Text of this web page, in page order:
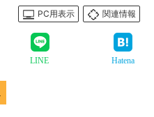
PC用表示
関連情報
LINE Hatena